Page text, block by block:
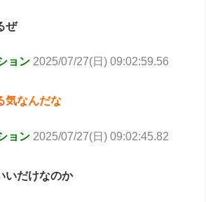
ぜ
ョン 2025/07/27(日) 09:02:59.56
気なんだな
ョン 2025/07/27(日) 09:02:45.82
いだけなのか